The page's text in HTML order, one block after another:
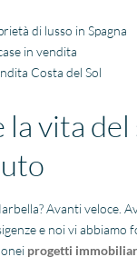
di lusso in Spagna
in vendita
Costa del Sol
vita del
Avanti veloce.
e noi vi abbiamo
progetti